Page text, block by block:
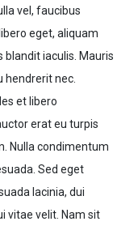
vel, faucibus
eget, aliquam
iaculis. Mauris
hendrerit nec.
et libero
erat eu turpis
Nulla condimentum
Sed eget
lacinia, dui
vitae velit. Nam sit